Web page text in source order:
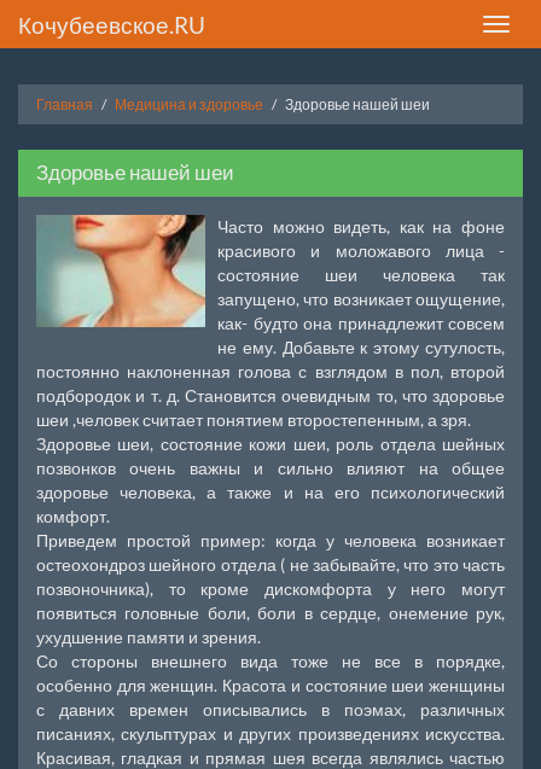
Toggle
Кочубеевское.RU
Главная Медицина и здоровье Здоровье нашей шеи
Здоровье нашей шеи
Часто можно видеть, как на фоне
красивого и моложавого лица -
состояние шеи человека так
запущено, что возникает ощущение,
как- будто она принадлежит совсем
не ему. Добавьте к этому сутулость,
постоянно наклоненная голова с взглядом в пол, второй
подбородок и т. д. Становится очевидным то, что здоровье
шеи ,человек считает понятием второстепенным, а зря.
Здоровье шеи, состояние кожи шеи, роль отдела шейных
позвонков очень важны и сильно влияют на общее
здоровье человека, а также и на его психологический
комфорт.
Приведем простой пример: когда у человека возникает
остеохондроз шейного отдела ( не забывайте, что это часть
позвоночника), то кроме дискомфорта у него могут
появиться головные боли, боли в сердце, онемение рук,
ухудшение памяти и зрения.
Со стороны внешнего вида тоже не все в порядке,
особенно для женщин. Красота и состояние шеи женщины
с давних времен описывались в поэмах, различных
писаниях, скульптурах и других произведениях искусства.
Красивая, гладкая и прямая шея всегда являлись частью